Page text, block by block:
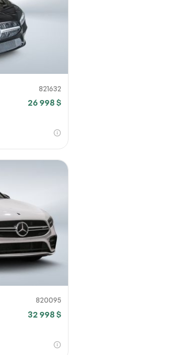
821632
26 998 $
820095
32 998 $